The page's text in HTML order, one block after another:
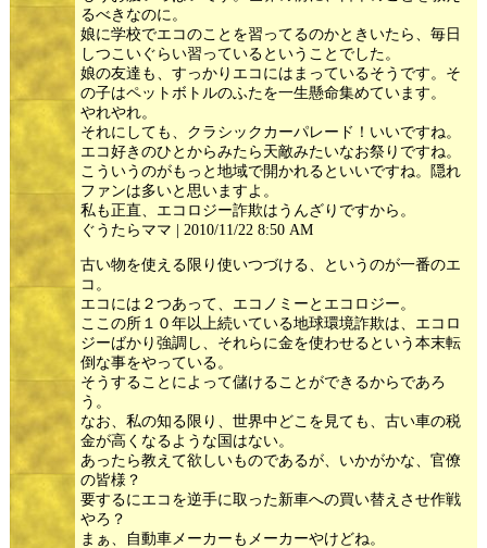
るべきなのに。
娘に学校でエコのことを習ってるのかときいたら、毎日
しつこいぐらい習っているということでした。
娘の友達も、すっかりエコにはまっているそうです。そ
の子はペットボトルのふたを一生懸命集めています。
やれやれ。
それにしても、クラシックカーパレード！いいですね。
エコ好きのひとからみたら天敵みたいなお祭りですね。
こういうのがもっと地域で開かれるといいですね。隠れ
ファンは多いと思いますよ。
私も正直、エコロジー詐欺はうんざりですから。
ぐうたらママ | 2010/11/22 8:50 AM
古い物を使える限り使いつづける、というのが一番のエ
コ。
エコには２つあって、エコノミーとエコロジー。
ここの所１０年以上続いている地球環境詐欺は、エコロ
ジーばかり強調し、それらに金を使わせるという本末転
倒な事をやっている。
そうすることによって儲けることができるからであろ
う。
なお、私の知る限り、世界中どこを見ても、古い車の税
金が高くなるような国はない。
あったら教えて欲しいものであるが、いかがかな、官僚
の皆様？
要するにエコを逆手に取った新車への買い替えさせ作戦
やろ？
まぁ、自動車メーカーもメーカーやけどね。